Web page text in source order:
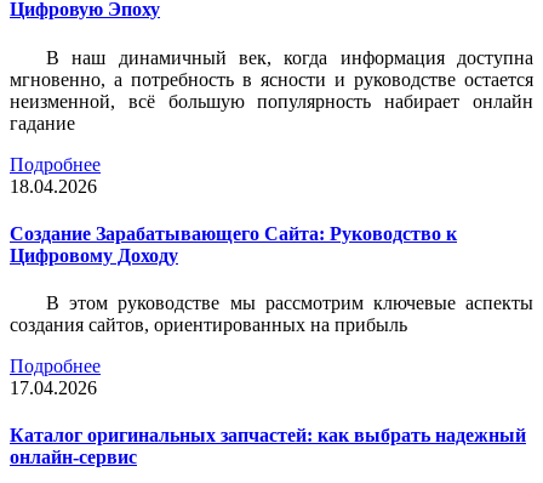
Цифровую Эпоху
В наш динамичный век, когда информация доступна
мгновенно, а потребность в ясности и руководстве остается
неизменной, всё большую популярность набирает онлайн
гадание
Подробнее
18.04.2026
Создание Зарабатывающего Сайта: Руководство к
Цифровому Доходу
В этом руководстве мы рассмотрим ключевые аспекты
создания сайтов, ориентированных на прибыль
Подробнее
17.04.2026
Каталог оригинальных запчастей: как выбрать надежный
онлайн-сервис